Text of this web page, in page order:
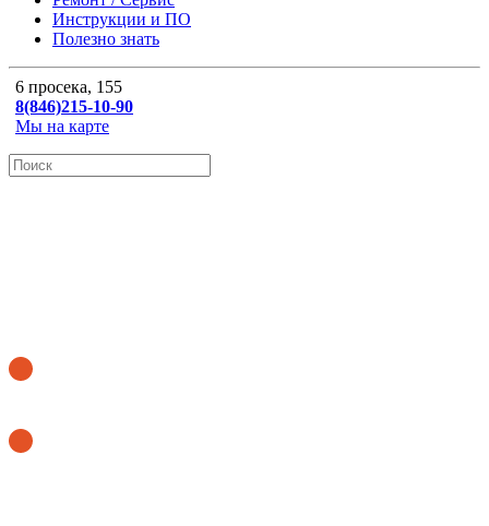
Инструкции и ПО
Полезно знать
6 просека, 155
8(846)215-10-90
Мы на карте